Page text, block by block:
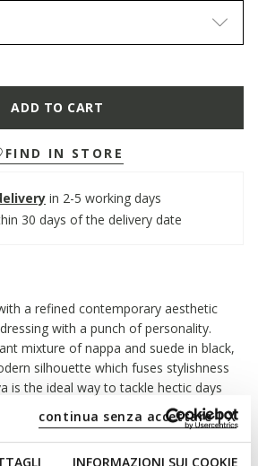
INFORMAZIONI SUI COOKIE
continua senza accettare | X
ADD TO CART
FIND IN STORE
in 2-5 working days
30 days of the delivery date
a refined contemporary aesthetic
with a punch of personality.
mixture of nappa and suede in black,
silhouette which fuses stylishness
is the ideal way to tackle hectic days
while enhancing everyday urban
feel.